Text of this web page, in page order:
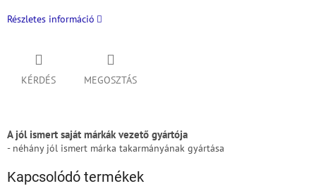
Részletes információ
KÉRDÉS MEGOSZTÁS
A jól ismert saját márkák vezető gyártója
- néhány jól ismert márka takarmányának gyártása
Kapcsolódó termékek